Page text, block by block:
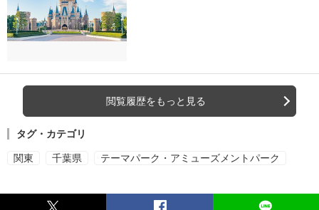
閲覧履歴をもっと見る
タグ・カテゴリ
関東 千葉県 テーマパーク・アミューズメントパーク